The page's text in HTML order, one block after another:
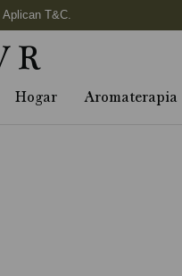
Hogar Aromaterapia